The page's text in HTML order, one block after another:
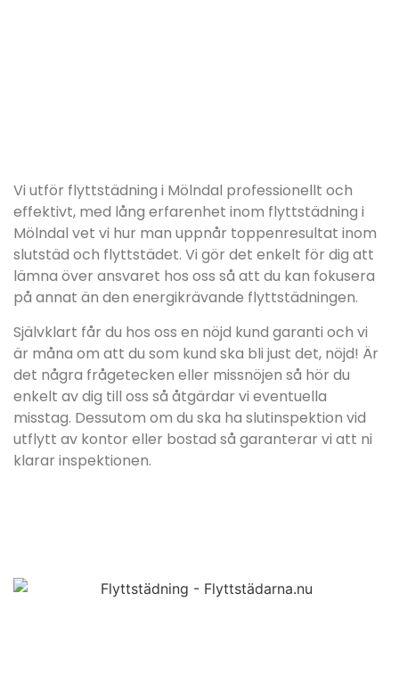
Vi utför flyttstädning i Mölndal professionellt och
effektivt, med lång erfarenhet inom flyttstädning i
Mölndal vet vi hur man uppnår toppenresultat inom
slutstäd och flyttstädet. Vi gör det enkelt för dig att
lämna över ansvaret hos oss så att du kan fokusera
på annat än den energikrävande flyttstädningen.
Självklart får du hos oss en nöjd kund garanti och vi
är måna om att du som kund ska bli just det, nöjd! Är
det några frågetecken eller missnöjen så hör du
enkelt av dig till oss så åtgärdar vi eventuella
misstag. Dessutom om du ska ha slutinspektion vid
utflytt av kontor eller bostad så garanterar vi att ni
klarar inspektionen.